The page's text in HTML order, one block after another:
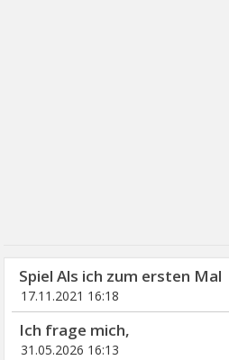
Spiel Als ich zum ersten Mal
17.11.2021 16:18
Ich frage mich,
31.05.2026 16:13